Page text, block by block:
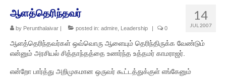
பெருந்தலைவர் காமராசர்
வாழ்க்கை வரலாறு
பிறப்பு
14
JUL 2007
ஆளத்தெரிந்தவர்
by Perunthalaivar | posted in: admire Leadership | 0
ஆளத்தெரிந்தவர்கள் ஒவ்வொரு ஆளையும் தெரிந்திருக்க வேண்டும்
என்னும் அரசியல் சித்தாந்தத்தை உணர்ந்த உத்தமர் காமராஜர்.
என்றோ பார்த்து அறிமுகமான ஒருவர் கூட்டத்துக்குள் எங்கேனும்